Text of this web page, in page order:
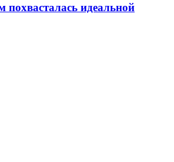
похвасталась идеальной